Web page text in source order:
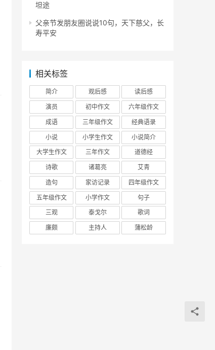
坦途
父亲节发朋友圈说说10句，天下慈父，长
寿平安
相关标签
简介 观后感
读后感
演员
初中作文
六年级作文
成语
三年级作文
经典语录
小说
小学生作文
小说简介
大学生作文
三年作文
道德经
诗歌
诸葛亮
艾青
造句
家访记录
四年级作文
五年级作文
小学作文
句子
三观
泰戈尔
歌词
廉颇
主持人 蒲松龄